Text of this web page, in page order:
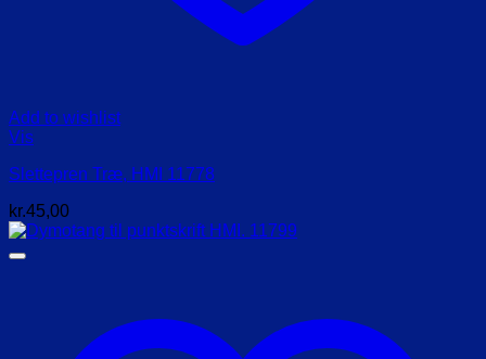
Add to wishlist
Vis
Slettepren Træ, HMI 11778
kr.45,00